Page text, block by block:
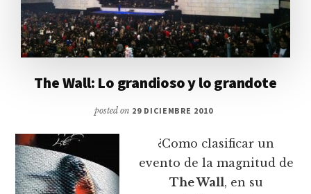
The Wall: Lo grandioso y lo grandote
posted on 29 DICIEMBRE 2010
¿Como clasificar un
evento de la magnitud de
The Wall, en su